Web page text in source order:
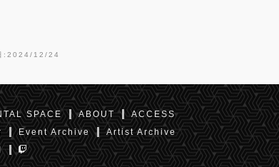
:2024/12/24
SPACE ABOUT
ACCESS
Event Archive
Artist Archive